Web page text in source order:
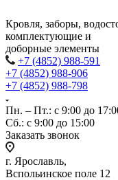
Кровля, заборы,
комплектующие и
доборные элементы
+7 (4852) 988-591
+7 (4852) 988-906
+7 (4852) 988-798
Пн. – Пт.: с 9:00 до
Сб.: с 9:00 до 15:00
Заказать звонок
г. Ярославль,
Вспольинское поле 12